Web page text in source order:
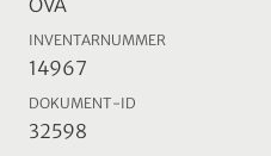
ÖVA
INVENTARNUMMER
14967
DOKUMENT-ID
32598